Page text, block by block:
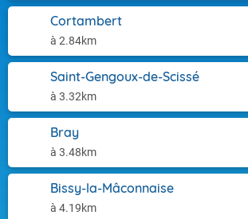
Cortambert
à 2.84km
Saint-Gengoux-de-Scissé
à 3.32km
Bray
à 3.48km
Bissy-la-Mâconnaise
à 4.19km